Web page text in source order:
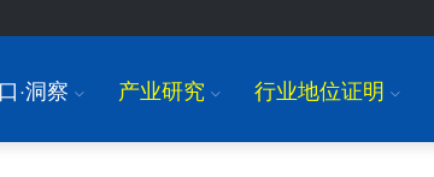
·洞察 I 产业研究 I 行业地位证明 I